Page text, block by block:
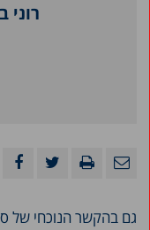
רוני
גם בהקשר הנוכחי של